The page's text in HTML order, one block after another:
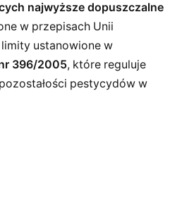
najwyższe dopuszczalne
w przepisach Unii
ustanowione w
396/2005, które reguluje
pestycydów w